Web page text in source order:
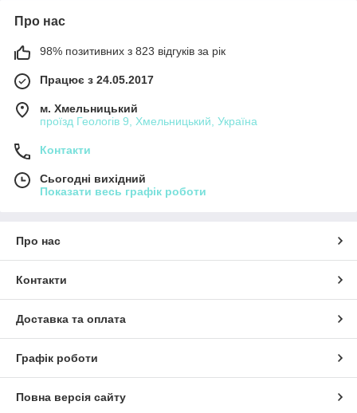
Про нас
98% позитивних з 823 відгуків за рік
Працює з 24.05.2017
м. Хмельницький
проїзд Геологів 9, Хмельницький, Україна
Контакти
Сьогодні вихідний
Показати весь графік роботи
Про нас
Контакти
Доставка та оплата
Графік роботи
Повна версія сайту